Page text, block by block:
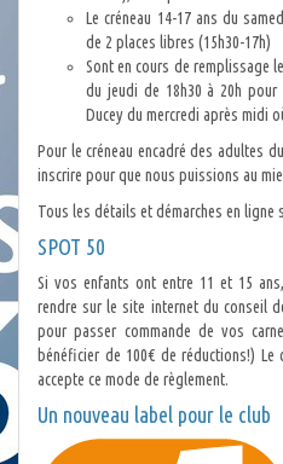
Le créneau 14-17 ans du
de 2 places libres (15h30-17h)
Sont en cours de remplissage
du jeudi de 18h30 à 20h
Ducey du mercredi après midi
Pour le créneau encadré des adultes
inscrire pour que nous puissions au
Tous les détails et démarches en ligne
SPOT 50
Si vos enfants ont entre 11 et 15
rendre sur le site internet du conseil
pour passer commande de vos
bénéficier de 100€ de réductions!)
accepte ce mode de règlement.
Un nouveau label pour le club